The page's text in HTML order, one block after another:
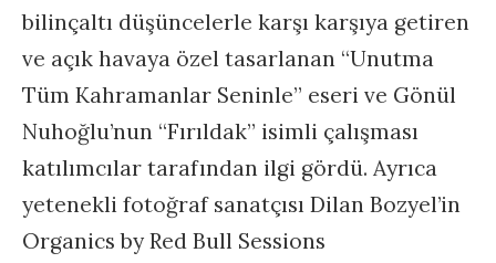
bilinçaltı düşüncelerle karşı karşıya getiren
ve açık havaya özel tasarlanan “Unutma
Tüm Kahramanlar Seninle” eseri ve Gönül
Nuhoğlu’nun “Fırıldak” isimli çalışması
katılımcılar tarafından ilgi gördü. Ayrıca
yetenekli fotoğraf sanatçısı Dilan Bozyel’in
Organics by Red Bull Sessions